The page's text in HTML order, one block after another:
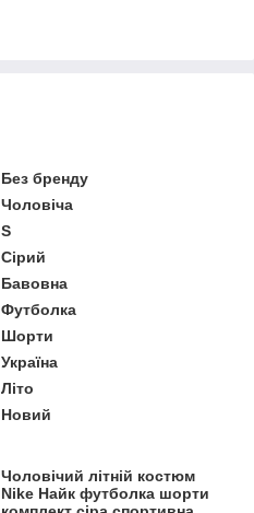
Без бренду
Чоловіча
S
Сірий
Бавовна
Футболка
Шорти
Україна
Літо
Новий
Чоловічий літній костюм
Nike Найк футболка шорти